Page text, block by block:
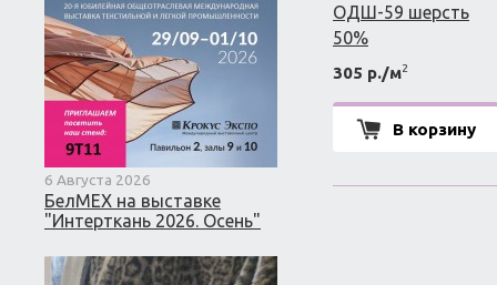
6 Августа 2026
БелМЕХ на выставке
"Интерткань 2026. Осень"
ОДШ-59 шерсть
50%
305 р./м2
В корзину